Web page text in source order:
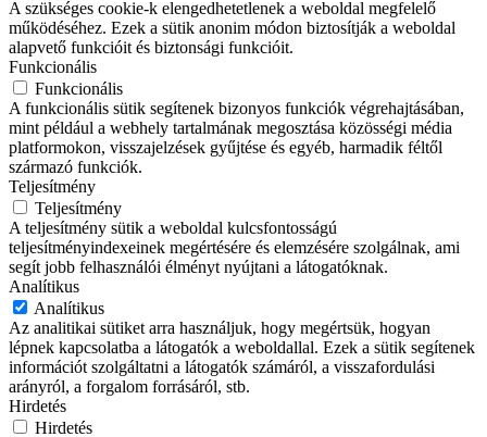
A szükséges cookie-k elengedhetetlenek a weboldal megfelelő
működéséhez. Ezek a sütik anonim módon biztosítják a weboldal
alapvető funkcióit és biztonsági funkcióit.
Funkcionális
Funkcionális
A funkcionális sütik segítenek bizonyos funkciók végrehajtásában,
mint például a webhely tartalmának megosztása közösségi média
platformokon, visszajelzések gyűjtése és egyéb, harmadik féltől
származó funkciók.
Teljesítmény
Teljesítmény
A teljesítmény sütik a weboldal kulcsfontosságú
teljesítményindexeinek megértésére és elemzésére szolgálnak, ami
segít jobb felhasználói élményt nyújtani a látogatóknak.
Analítikus
Analítikus
Az analitikai sütiket arra használjuk, hogy megértsük, hogyan
lépnek kapcsolatba a látogatók a weboldallal. Ezek a sütik segítenek
információt szolgáltatni a látogatók számáról, a visszafordulási
arányról, a forgalom forrásáról, stb.
Hirdetés
Hirdetés